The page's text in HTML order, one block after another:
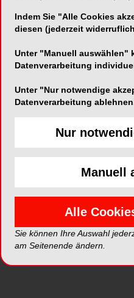
Veranstaltungsort: NWD,
https://
uid=66746
Kontakt:
NWD
48153 Münster
Tel.: +49 (0) 251 / 7607 –
Anmelden
Indem Sie "Alle Cookies
diesen (jederzeit
Unter "Manuell auswählen"
Datenverarbeitung
Unter "Nur notwendige
Datenverarbeitung
Nur
Manuell
Alle
Sie können Ihre Auswahl
am Seitenende ändern.